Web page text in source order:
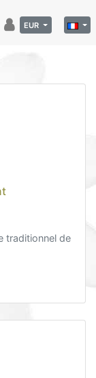
EUR
traditionnel de